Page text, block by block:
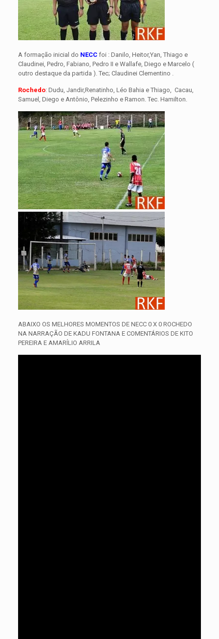
A formação inicial do NECCfoi : Danilo, Heitor,Yan, Thiago e
Claudinei, Pedro, Fabiano, Pedro II e Wallafe, Diego e Marcelo (
outro destaque da partida ). Tec; Claudinei Clementino .
Rochedo: Dudu, Jandir,Renatinho, Léo Bahia e Thiago, Cacau,
Samuel, Diego e Antônio, Pelezinho e Ramon. Tec. Hamilton.
ABAIXO OS MELHORES MOMENTOS DE NECC 0 X 0 ROCHEDO
NA NARRAÇÃO DE KADU FONTANA E COMENTÁRIOS DE KITO
PEREIRA E AMARÍLIO ARRILA